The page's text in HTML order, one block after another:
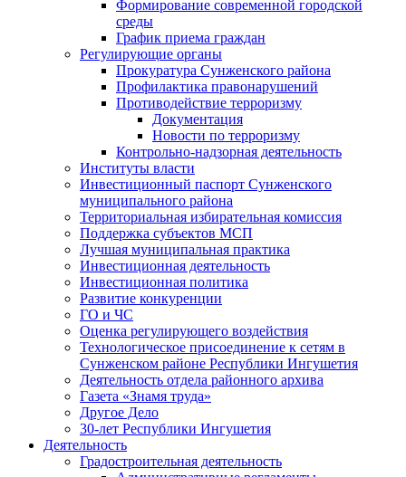
Формирование современной городской
среды
График приема граждан
Регулирующие органы
Прокуратура Сунженского района
Профилактика правонарушений
Противодействие терроризму
Документация
Новости по терроризму
Контрольно-надзорная деятельность
Институты власти
Инвестиционный паспорт Сунженского
муниципального района
Территориальная избирательная комиссия
Поддержка субъектов МСП
Лучшая муниципальная практика
Инвестиционная деятельность
Инвестиционная политика
Развитие конкуренции
ГО и ЧС
Оценка регулирующего воздействия
Технологическое присоединение к сетям в
Сунженском районе Республики Ингушетия
Деятельность отдела районного архива
Газета «Знамя труда»
Другое Дело
30-лет Республики Ингушетия
Деятельность
Градостроительная деятельность